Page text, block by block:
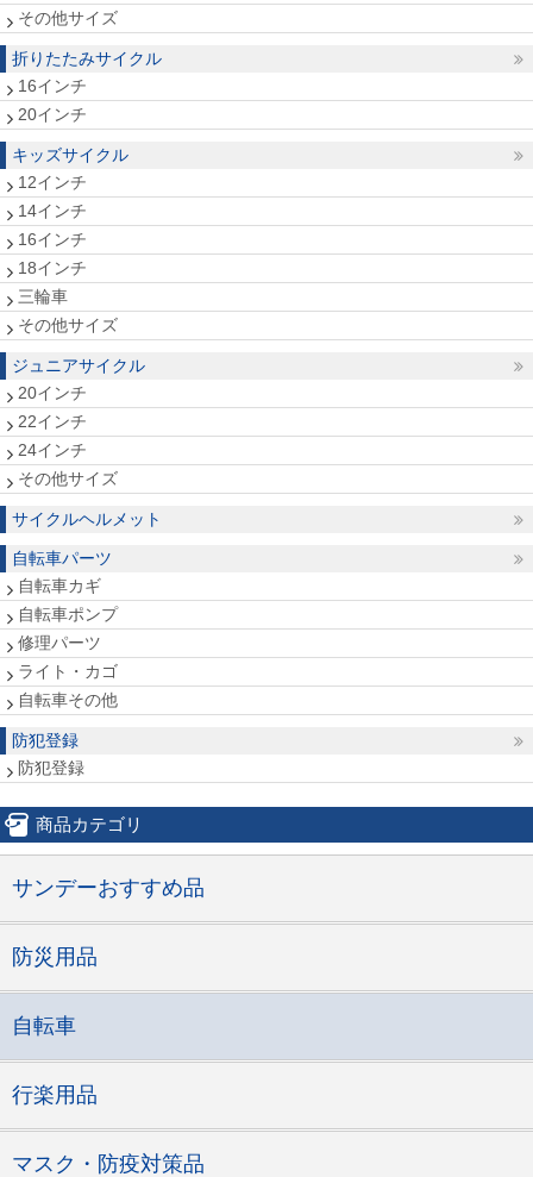
その他サイズ
折りたたみサイクル
16インチ
20インチ
キッズサイクル
12インチ
14インチ
16インチ
18インチ
三輪車
その他サイズ
ジュニアサイクル
20インチ
22インチ
24インチ
その他サイズ
サイクルヘルメット
自転車パーツ
自転車カギ
自転車ポンプ
修理パーツ
ライト・カゴ
自転車その他
防犯登録
防犯登録
商品カテゴリ
サンデーおすすめ品
防災用品
自転車
行楽用品
マスク・防疫対策品